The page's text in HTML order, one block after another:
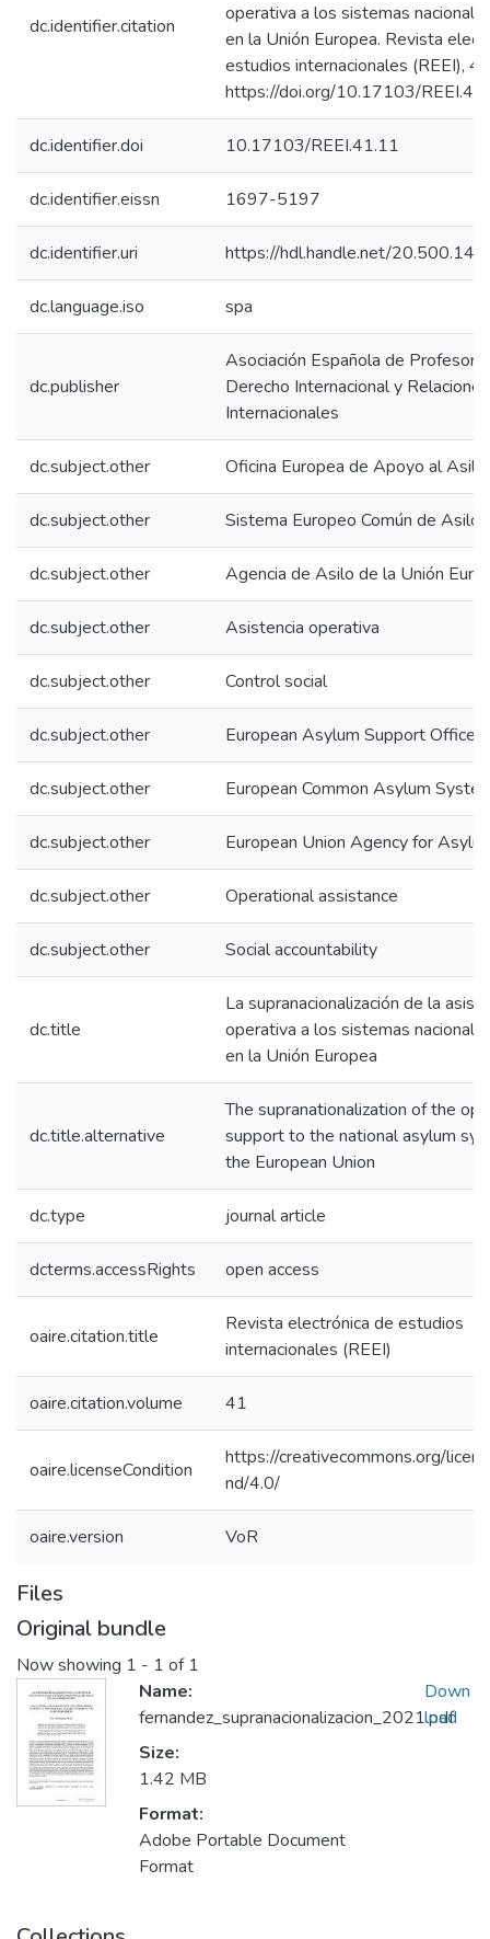
dc.identifier.citation
operativa a los sistemas
en la Unión Europea. Revista
estudios internacionales (REEI),
https://doi.org/10.17103/
dc.identifier.doi 10.17103/REEI.41.11
dc.identifier.eissn 1697-5197
dc.identifier.uri https://hdl.handle.net/
dc.language.iso spa
dc.publisher
Asociación Española de
Derecho Internacional y Relaciones
Internacionales
dc.subject.other Oficina Europea de Apoyo al Asilo
dc.subject.other Sistema Europeo Común de Asilo
dc.subject.other Agencia de Asilo de la Unión
dc.subject.other Asistencia operativa
dc.subject.other Control social
dc.subject.other European Asylum Support Office
dc.subject.other European Common Asylum
dc.subject.other European Union Agency for
dc.subject.other Operational assistance
dc.subject.other Social accountability
dc.title
La supranacionalización de la
operativa a los sistemas
en la Unión Europea
dc.title.alternative
The supranationalization of the
support to the national asylum
the European Union
dc.type journal article
dcterms.accessRights open access
oaire.citation.title
Revista electrónica de estudios
internacionales (REEI)
oaire.citation.volume 41
oaire.licenseCondition
https://creativecommons.org/
nd/4.0/
oaire.version VoR
Files
Original bundle
Now showing 1 - 1 of 1
Name:
fernandez_supranacionalizacion_2021.pdf
Size:
1.42 MB
Format:
Adobe Portable Document
Format
Down
load